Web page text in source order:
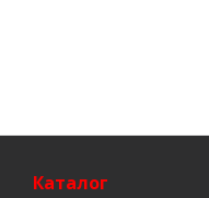
Каталог